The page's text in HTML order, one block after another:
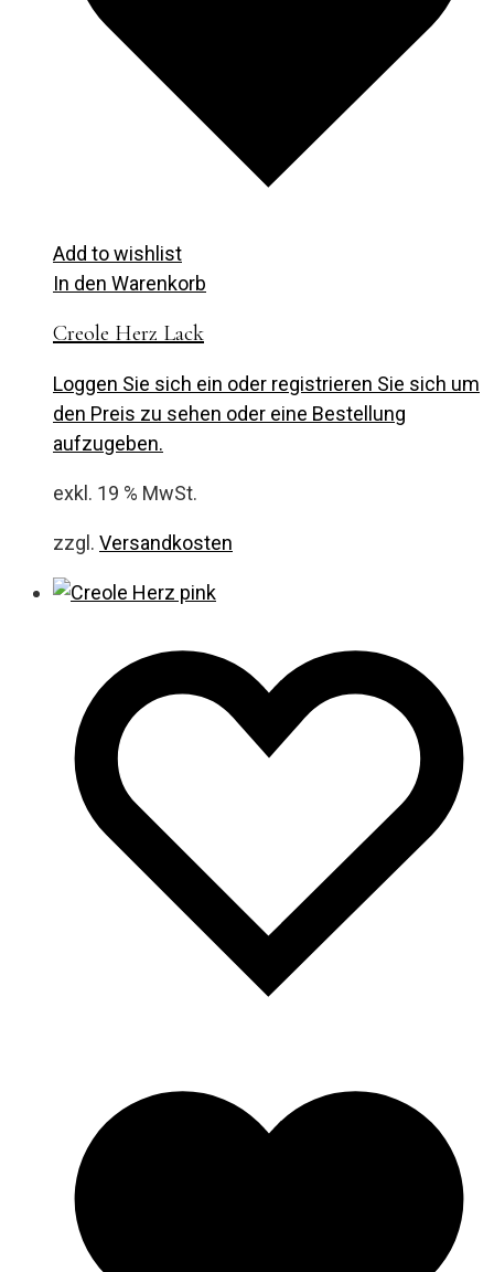
Add to wishlist
In den Warenkorb
Creole Herz Lack
Loggen Sie sich ein oder registrieren Sie sich um
den Preis zu sehen oder eine Bestellung
aufzugeben.
exkl. 19 % MwSt.
zzgl. Versandkosten